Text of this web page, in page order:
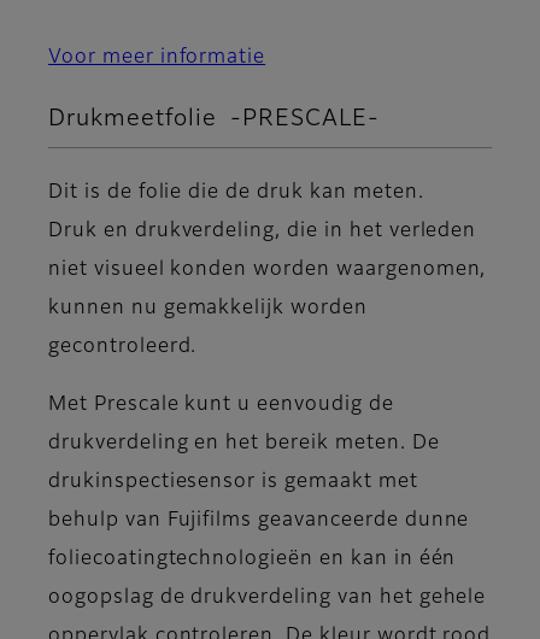
Voor meer informatie
Drukmeetfolie -PRESCALE-
Dit is de folie die de druk kan meten.
Druk en drukverdeling, die in het verleden
niet visueel konden worden waargenomen,
kunnen nu gemakkelijk worden
gecontroleerd.
Met Prescale kunt u eenvoudig de
drukverdeling en het bereik meten. De
drukinspectiesensor is gemaakt met
behulp van Fujifilms geavanceerde dunne
foliecoatingtechnologieën en kan in één
oogopslag de drukverdeling van het gehele